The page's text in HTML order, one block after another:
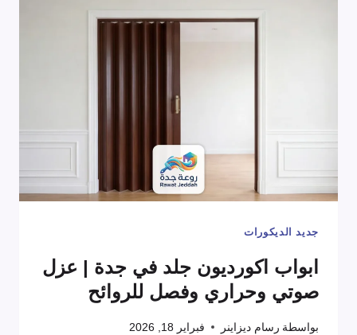
جدة
مقاومة
والرطوبة
100%
جديد الديكورات
ابواب اكورديون جلد في جدة | عزل
صوتي وحراري وفصل للروائح
بواسطة رسام ديزاينر فبراير 18, 2026